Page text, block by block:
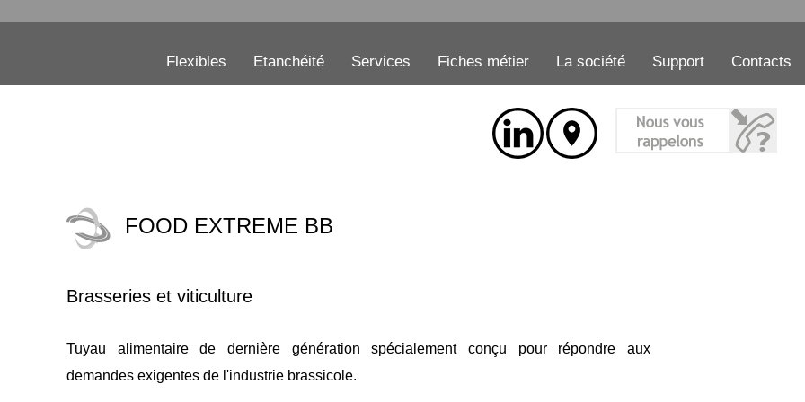
Flexibles Etanchéité Services Fiches métier La société Support Contacts
FOOD EXTREME BB
Brasseries et viticulture
Tuyau alimentaire de dernière génération spécialement conçu pour répondre aux
demandes exigentes de l'industrie brassicole.